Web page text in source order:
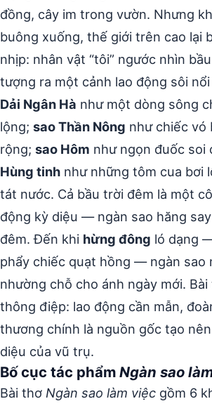
đồng, cây im trong vườn. Nhưng
buông xuống, thế giới trên cao lại
nhịp: nhân vật “tôi” ngước nhìn
tượng ra một cảnh lao động sôi
Dải Ngân Hà như một dòng sông
lộng; sao Thần Nông như chiếc vó
rộng; sao Hôm như ngọn đuốc soi
Hùng tinh như những tôm cua bơi
tát nước. Cả bầu trời đêm là một
động kỳ diệu — ngàn sao hăng
đêm. Đến khi hừng đông ló dạng
phẩy chiếc quạt hồng — ngàn sao
nhường chỗ cho ánh ngày mới.
thông điệp: lao động cần mẫn,
thương chính là nguồn gốc tạo
diệu của vũ trụ.
Bố cục tác phẩm Ngàn sao
Bài thơ Ngàn sao làm việc gồm 6